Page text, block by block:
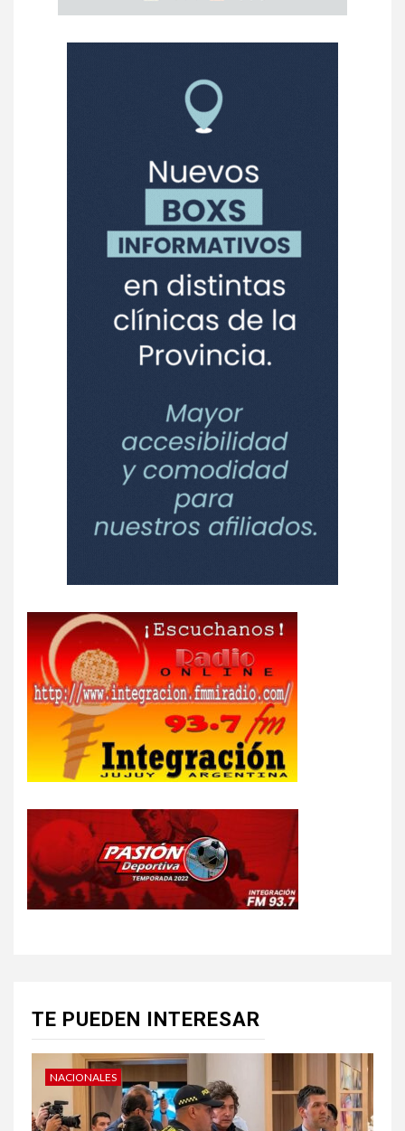
TE PUEDEN INTERESAR
NACIONALES